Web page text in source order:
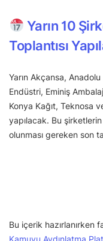
Yarın 10
Toplantısı
Yarın Akçansa,
Endüstri, Eminiş
Konya Kağıt, Teknosa
yapılacak. Bu
olunması gereken son
Bu içerik hazırlanırken
Kamuyu Aydınlatma